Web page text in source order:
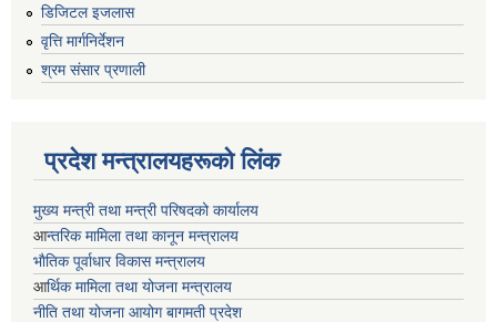
डिजिटल इजलास
वृत्ति मार्गनिर्देशन
श्रम संसार प्रणाली
प्रदेश मन्त्रालयहरूको लिंक
मुख्य मन्त्री तथा मन्त्री परिषदको कार्यालय
आन्तरिक मामिला तथा कानून मन्त्रालय
भाैतिक पूर्वाधार विकास मन्त्रालय
आर्थिक मामिला तथा योजना मन्त्रालय
नीति तथा योजना आयोग बागमती प्रदेश